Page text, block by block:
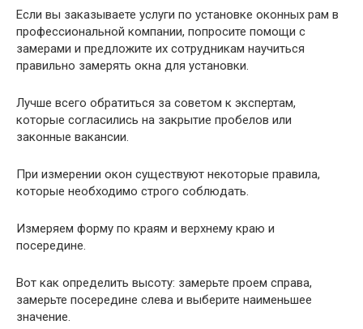
Если вы заказываете услуги по установке оконных рам в
профессиональной компании, попросите помощи с
замерами и предложите их сотрудникам научиться
правильно замерять окна для установки.
Лучше всего обратиться за советом к экспертам,
которые согласились на закрытие пробелов или
законные вакансии.
При измерении окон существуют некоторые правила,
которые необходимо строго соблюдать.
Измеряем форму по краям и верхнему краю и
посередине.
Вот как определить высоту: замерьте проем справа,
замерьте посередине слева и выберите наименьшее
значение.